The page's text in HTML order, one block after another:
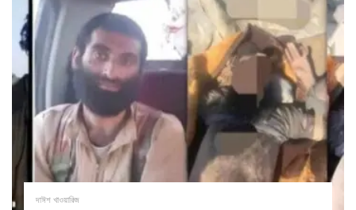
দাঈশ খাওয়ারিজ